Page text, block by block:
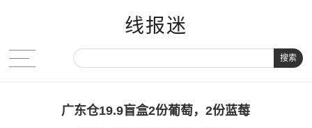
线报迷
搜索
广东仓19.9盲盒2份葡萄，2份蓝莓